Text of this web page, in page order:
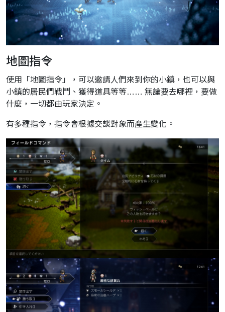
地圖指令
使用「地圖指令」，可以邀請人們來到你的小鎮，也可以與
小鎮的居民們戰鬥、獲得道具等等…… 無論要去哪裡，要做
什麼，一切都由玩家決定。
有多種指令，指令會根據交談對象而產生變化。